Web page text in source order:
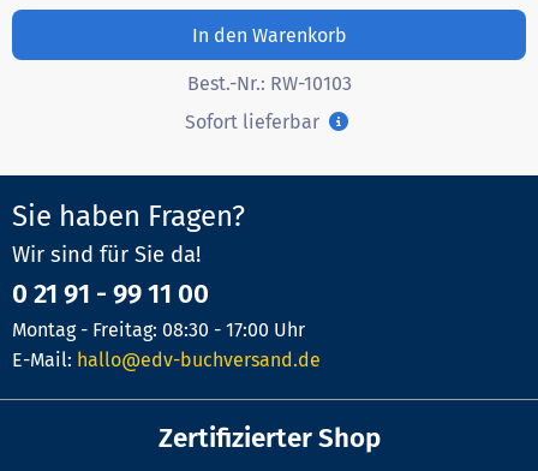
In den Warenkorb
Best.-Nr.: RW-10103
Sofort lieferbar
Sie haben Fragen?
Wir sind für Sie da!
0 21 91 - 99 11 00
Montag - Freitag: 08:30 - 17:00 Uhr
E-Mail: hallo@edv-buchversand.de
Zertifizierter Shop